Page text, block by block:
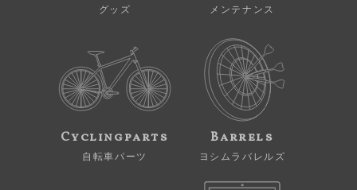
グッズ メンテナンス
Cyclingparts
自転車パーツ
Barrels
ヨシムラバレルズ